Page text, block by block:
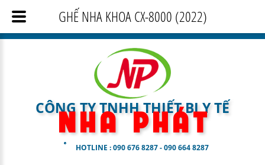
CÔNG TY TNHH THIẾT BỊ Y TẾ
N H A P H Á T
HOTLINE : 090 676 8287 - 090 664 8287
GHẾ NHA KHOA CX-8000 (2022)